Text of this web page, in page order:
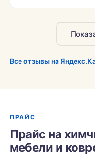
Все отзывы на
ПРАЙС
Прайс на
мебели и